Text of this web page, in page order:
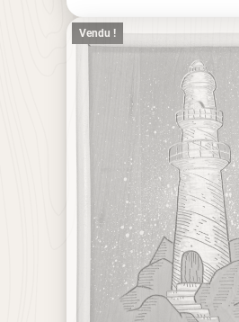
Vendu !